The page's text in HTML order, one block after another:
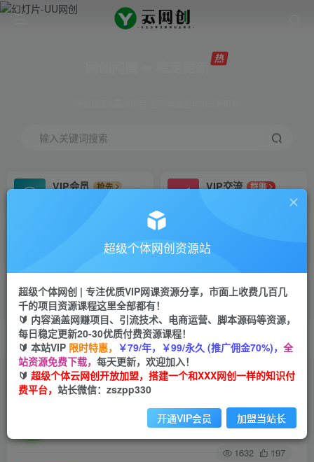
输入关键词搜索
VIP会员
抢先
VIP交流
群聊
研究探讨更多创业项目路子。
会员专属推广链接
招募站长
挂机
项目
脚本卡密
APP下载
GO
首页 创业课程 会员免费 正文
外面收费1580的项目真人照片改漫画，一单9.9-
19.9，一部手机实现月入过万【揭秘】
关注 私信
1632 197
超级个体网创资源站
超级个体网创 | 专注优质VIP网课资源分享，市面上收费几百几
千的项目资源课程这里全部都有！
🔰 内容涵盖网赚项目、引流技术、电商运营、脚本源码等资源，
每日稳定更新20-30优质付费资源课程！
🔰 本站VIP 限时特惠， ￥79/年，￥99/永久 (推广佣金70%)， 全
站资源免费下载， 每天更新，欢迎加入！
🔰 超级个体云网创开放加盟，搭建一个和XXX网创一样的知识付
费平台， 站长微信：zszpp330
开通VIP会员 加盟当站长